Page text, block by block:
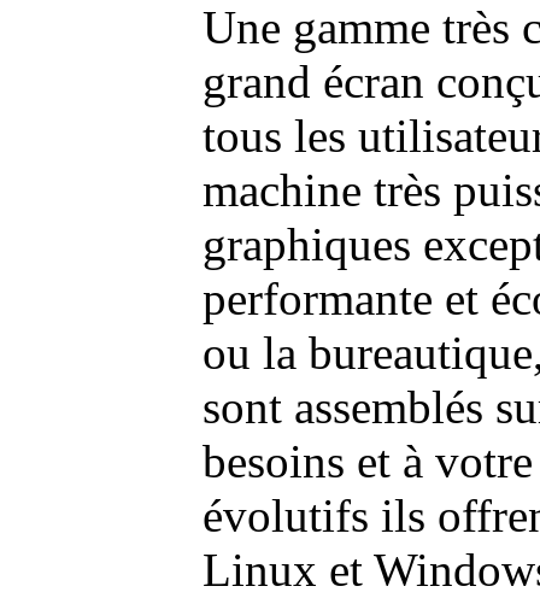
Une gamme très
grand écran
tous les
machine très
graphiques
performante et
ou la
sont assemblés
besoins et à
évolutifs ils
Linux et